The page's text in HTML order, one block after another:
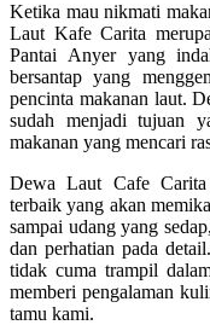
Ketika mau nikmati
Laut Kafe Carita
Pantai Anyer yang
bersantap yang
pencinta makanan laut.
sudah menjadi tujuan
makanan yang mencari
Dewa Laut Cafe Carita
terbaik yang akan
sampai udang yang
dan perhatian pada
tidak cuma trampil
memberi pengalaman
tamu kami.